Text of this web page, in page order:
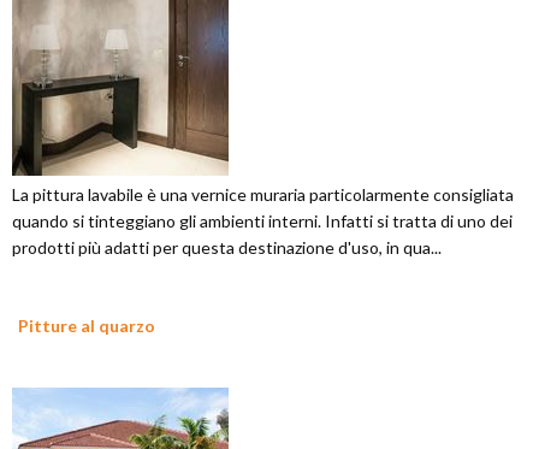
La pittura lavabile è una vernice muraria particolarmente consigliata
quando si tinteggiano gli ambienti interni. Infatti si tratta di uno dei
prodotti più adatti per questa destinazione d'uso, in qua...
Pitture al quarzo